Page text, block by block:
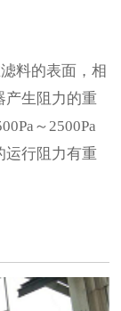
料的表面，相
产生阻力的重
～2500Pa
运行阻力有重